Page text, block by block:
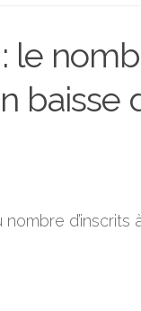
le
baisse
nombre